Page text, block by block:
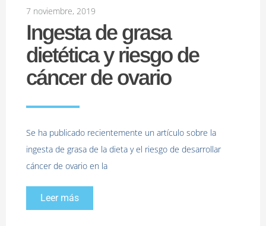
7 noviembre, 2019
Ingesta de grasa
dietética y riesgo de
cáncer de ovario
Se ha publicado recientemente un artículo sobre la
ingesta de grasa de la dieta y el riesgo de desarrollar
cáncer de ovario en la
Leer más